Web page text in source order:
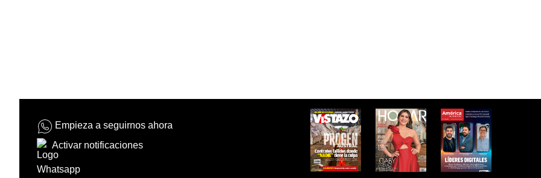
Empieza a seguirnos ahora
Activar notificaciones